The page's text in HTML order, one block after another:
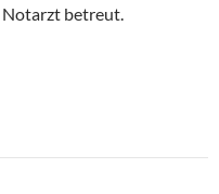
Notarzt betreut.